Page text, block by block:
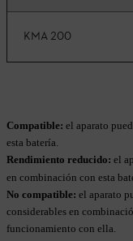
KMA 200
Compatible: el aparato
esta batería.
Rendimiento reducido: el
en combinación con esta
No compatible: el aparato
considerables en
funcionamiento con ella.